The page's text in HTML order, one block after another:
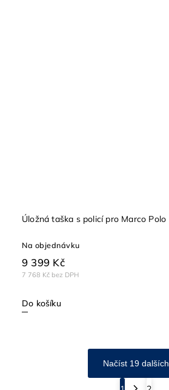
Úložná taška s policí pro Marco Polo
Na objednávku
7 768 Kč bez DPH
9 399 Kč
Do košíku
Načíst 19 dalších